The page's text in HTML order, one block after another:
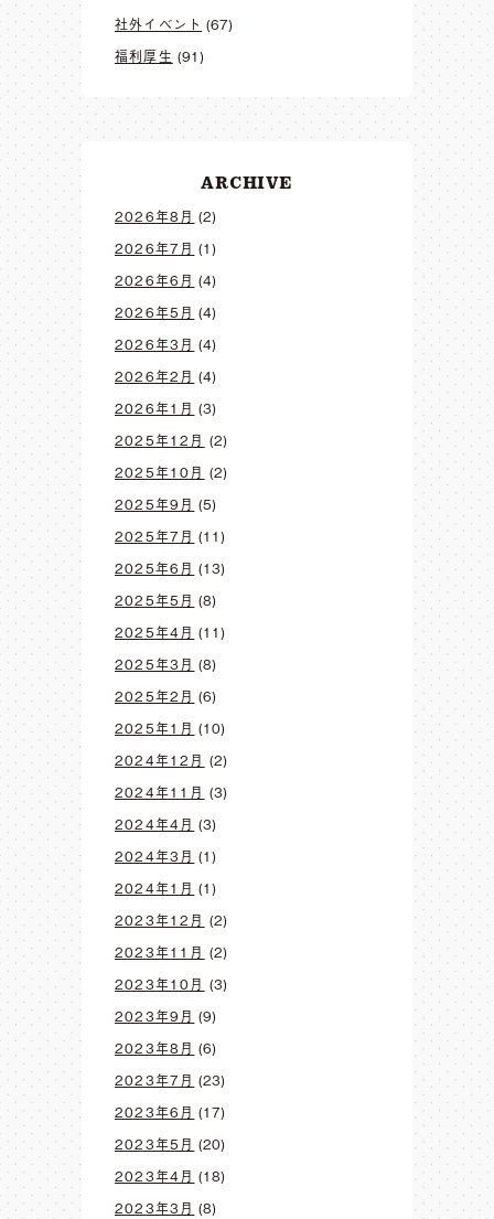
社外イベント (67)
福利厚生 (91)
ARCHIVE
2026年8月 (2)
2026年7月 (1)
2026年6月 (4)
2026年5月 (4)
2026年3月 (4)
2026年2月 (4)
2026年1月 (3)
2025年12月 (2)
2025年10月 (2)
2025年9月 (5)
2025年7月 (11)
2025年6月 (13)
2025年5月 (8)
2025年4月 (11)
2025年3月 (8)
2025年2月 (6)
2025年1月 (10)
2024年12月 (2)
2024年11月 (3)
2024年4月 (3)
2024年3月 (1)
2024年1月 (1)
2023年12月 (2)
2023年11月 (2)
2023年10月 (3)
2023年9月 (9)
2023年8月 (6)
2023年7月 (23)
2023年6月 (17)
2023年5月 (20)
2023年4月 (18)
2023年3月 (8)